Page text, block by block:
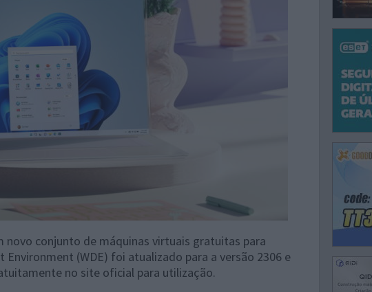
novo conjunto de máquinas virtuais gratuitas para
(WDE) foi atualizado para a versão 2306 e
no site oficial para utilização.